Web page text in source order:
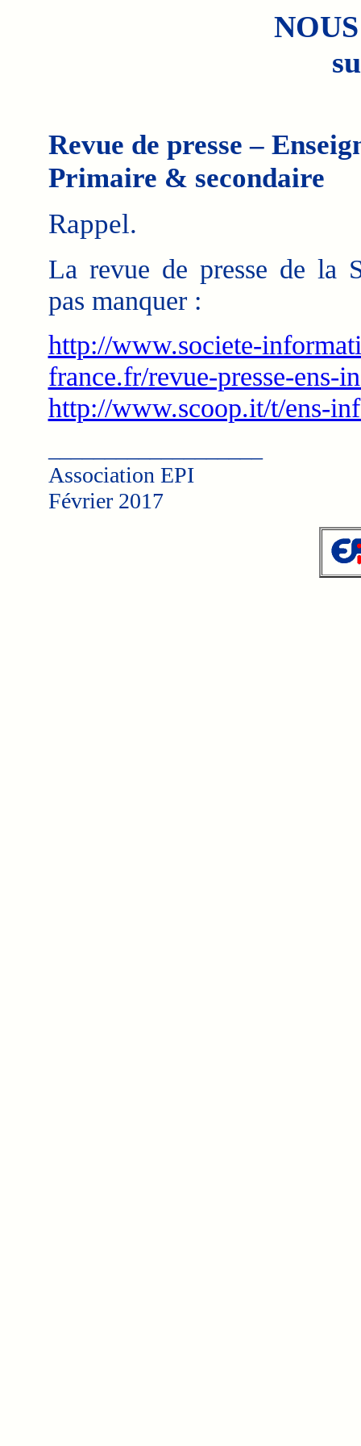
Revue de presse –
Primaire & secondaire
Rappel.
La revue de presse de la
pas manquer :
http://www.societe-
france.fr/revue-presse-ens-
http://www.scoop.it/t/ens-
Association EPI
Février 2017